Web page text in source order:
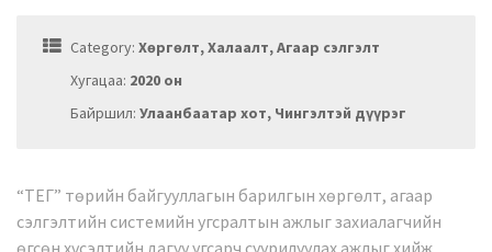
Category: Хөргөлт, Халаалт, Агаар сэлгэлт
Хугацаа: 2020 он
Байршил: Улаанбаатар хот, Чингэлтэй дүүрэг
“ТЕГ” төрийн байгууллагын барилгын хөргөлт, агаар
сэлгэлтийн системийн угсралтын ажлыг захиалагчийн
өгсөн хүсэлтийн дагуу угсарч суурилуулах ажлыг хийж